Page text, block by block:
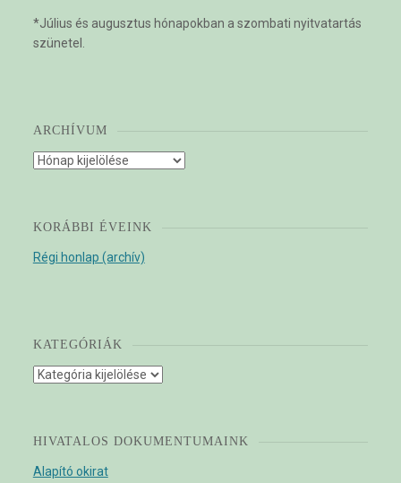
*Július és augusztus hónapokban a szombati nyitvatartás
szünetel.
ARCHÍVUM
Archívum
KORÁBBI ÉVEINK
Régi honlap (archív)
KATEGÓRIÁK
Kategóriák
HIVATALOS DOKUMENTUMAINK
Alapító okirat